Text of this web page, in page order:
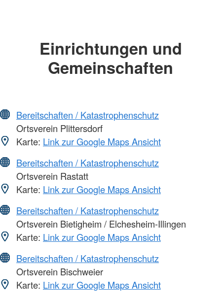
Einrichtungen und
Gemeinschaften
Bereitschaften / Katastrophenschutz
Ortsverein Plittersdorf
Karte: Link zur Google Maps Ansicht
Bereitschaften / Katastrophenschutz
Ortsverein Rastatt
Karte: Link zur Google Maps Ansicht
Bereitschaften / Katastrophenschutz
Ortsverein Bietigheim / Elchesheim-Illingen
Karte: Link zur Google Maps Ansicht
Bereitschaften / Katastrophenschutz
Ortsverein Bischweier
Karte: Link zur Google Maps Ansicht